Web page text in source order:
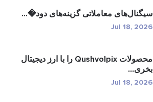
سیگنال‌های معاملاتی گزینه‌های دود�...
Jul 18, 2026
محصولات Qushvolpix را با ارز دیجیتال
بخری...
Jul 18, 2026